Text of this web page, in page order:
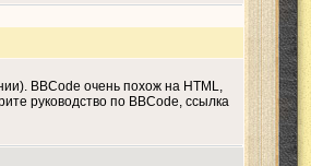
BBCode очень похож на HTML,
руководство по BBCode, ссылка